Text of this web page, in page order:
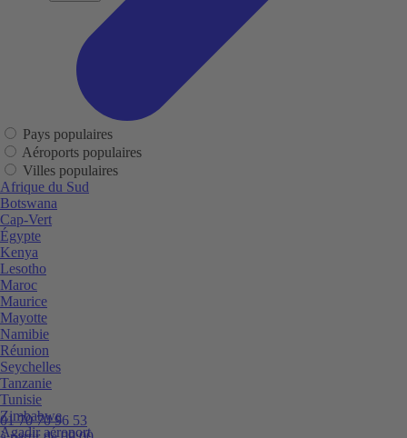
01 70 70 96 53
Pays populaires
Aéroports populaires
Villes populaires
Afrique du Sud
Botswana
Cap-Vert
Égypte
Kenya
Lesotho
Maroc
Maurice
Mayotte
Namibie
Réunion
Seychelles
Tanzanie
Tunisie
Zimbabwe
Agadir aéroport